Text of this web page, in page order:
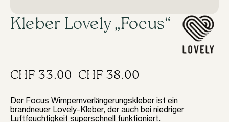
Kleber Lovely „Focus“
CHF 33.00–CHF 38.00
CHF 33.00
bis
Der Focus Wimpernverlängerungskleber ist ein
brandneuer Lovely-Kleber, der auch bei niedriger
Luftfeuchtigkeit superschnell funktioniert.